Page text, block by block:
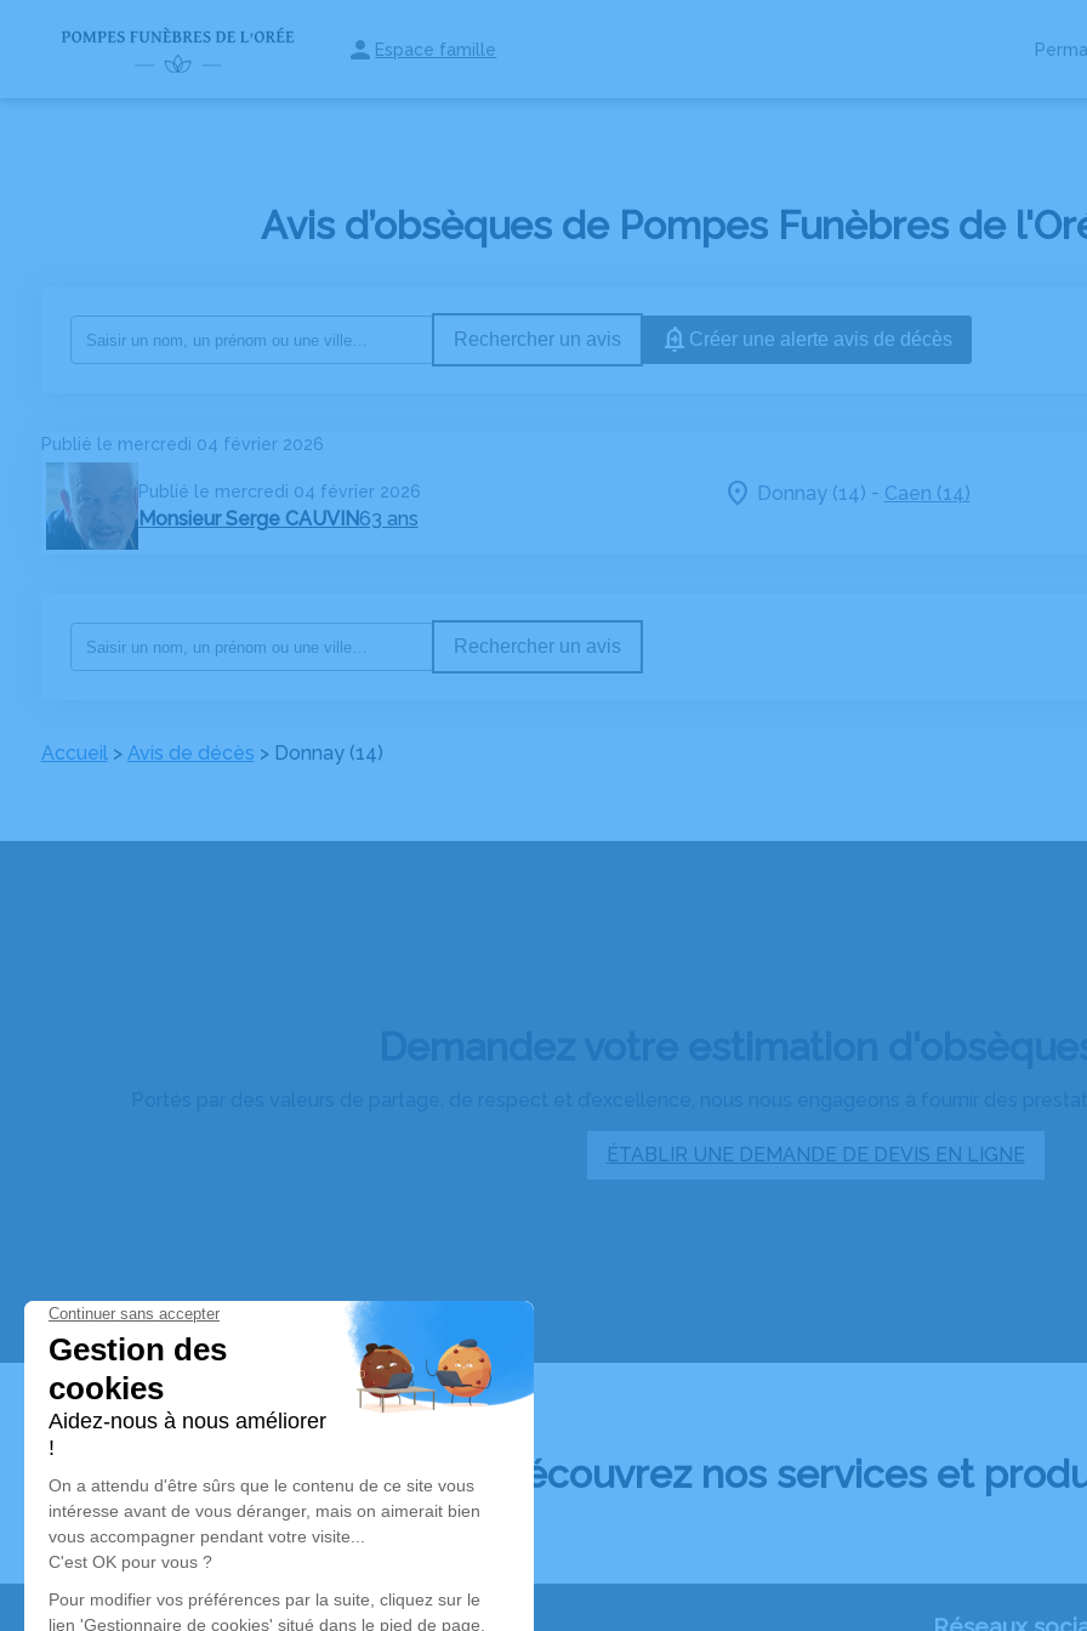
Espace famille
NOTRE AGENCE ACTUALITÉSESPACES HOMMAGES
Avis d’obsèques de Pompes Funèbres de
Rechercher un avis Créer une alerte avis de décès
Publié le mercredi 04 février 2026
Publié le mercredi 04 février 2026
Monsieur Serge CAUVIN63 ans
Donnay (14) - Caen (14)
Rechercher un avis
Accueil> Avis de décès > Donnay (14)
ÉTABLIR UNE DEMANDE DE DEVIS EN LIGNE
Découvrez nos services et